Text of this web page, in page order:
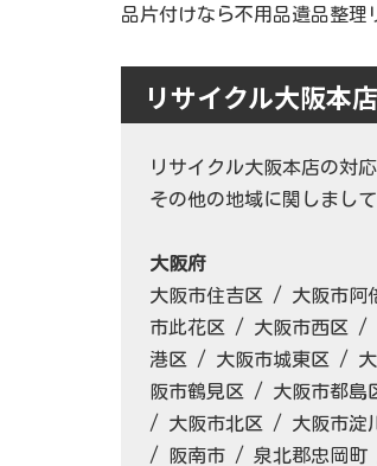
品片付けなら不用品遺品整理
リサイクル大阪本
リサイクル大阪本店の対
その他の地域に関しまし
大阪府
大阪市住吉区 / 大阪市
市此花区 / 大阪市西区 /
港区 / 大阪市城東区 /
阪市鶴見区 / 大阪市都
/ 大阪市北区 / 大阪市
/ 阪南市 / 泉北郡忠岡